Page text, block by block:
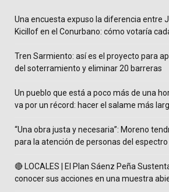
Una encuesta expuso la diferencia entre
Kicillof en el Conurbano: cómo votaría
Tren Sarmiento: así es el proyecto para
del soterramiento y eliminar 20 barreras
Un pueblo que está a poco más de una
va por un récord: hacer el salame más
“Una obra justa y necesaria”: Moreno
para la atención de personas del
🔴 LOCALES | El Plan Sáenz Peña
conocer sus acciones en una muestra